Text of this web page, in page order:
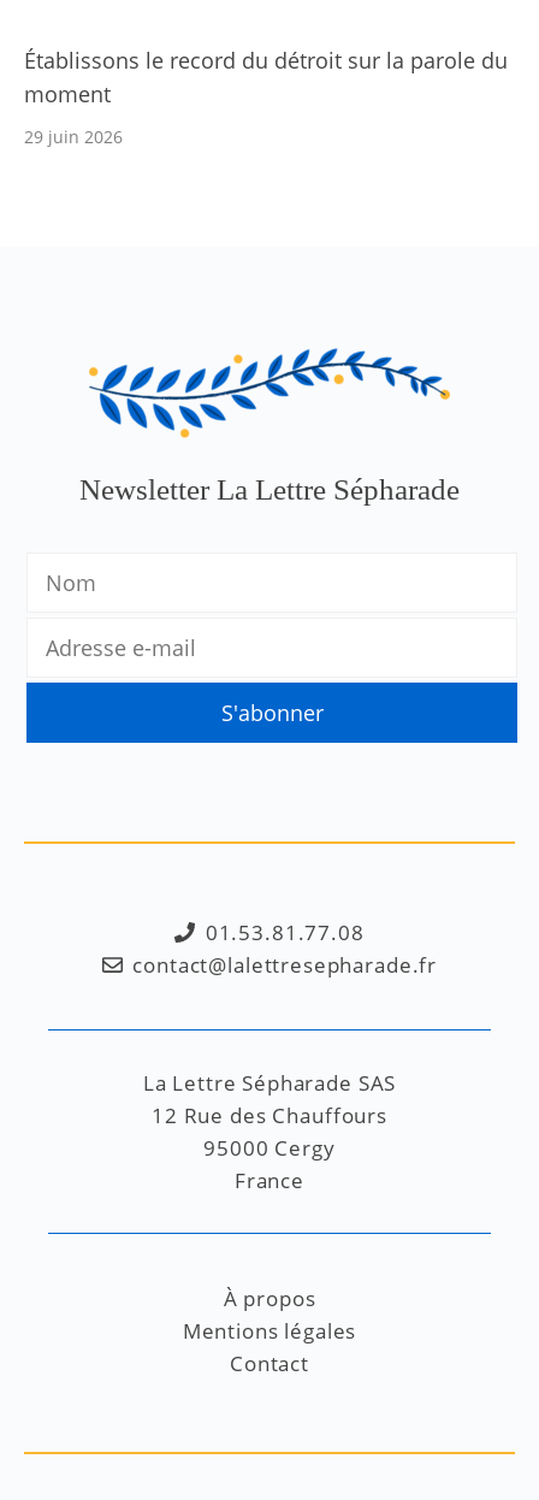
Établissons le record du détroit sur la parole du
moment
29 juin 2026
Newsletter La Lettre Sépharade
01.53.81.77.08
contact@lalettresepharade.fr
La Lettre Sépharade SAS
12 Rue des Chauffours
95000 Cergy
France
À propos
Mentions légales
Contact